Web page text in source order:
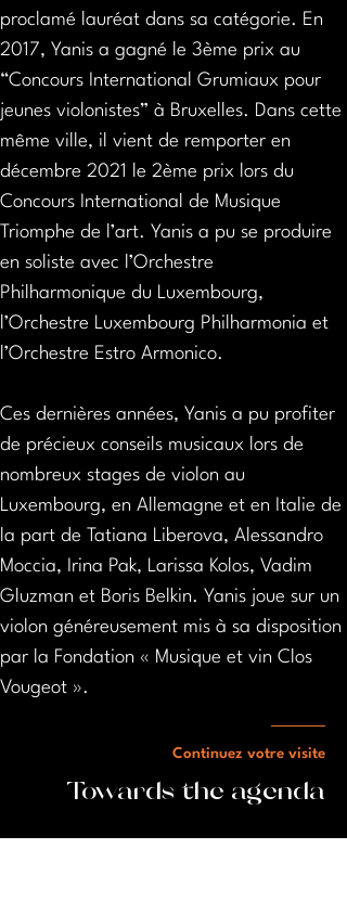
proclamé lauréat dans sa catégorie. En
2017, Yanis a gagné le 3ème prix au
“Concours International Grumiaux pour
jeunes violonistes” à Bruxelles. Dans cette
même ville, il vient de remporter en
décembre 2021 le 2ème prix lors du
Concours International de Musique
Triomphe de l’art. Yanis a pu se produire
en soliste avec l’Orchestre
Philharmonique du Luxembourg,
l’Orchestre Luxembourg Philharmonia et
l’Orchestre Estro Armonico.
Ces dernières années, Yanis a pu profiter
de précieux conseils musicaux lors de
nombreux stages de violon au
Luxembourg, en Allemagne et en Italie de
la part de Tatiana Liberova, Alessandro
Moccia, Irina Pak, Larissa Kolos, Vadim
Gluzman et Boris Belkin. Yanis joue sur un
violon généreusement mis à sa disposition
par la Fondation « Musique et vin Clos
Vougeot ».
Continuez votre visite
Towards the agenda